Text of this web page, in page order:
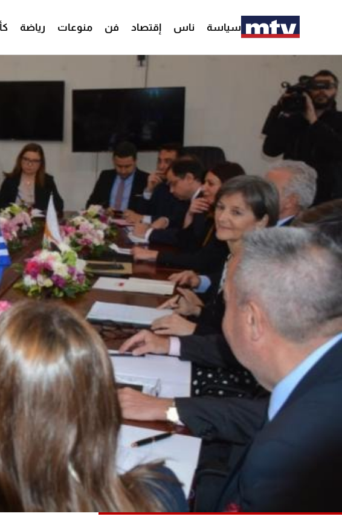
سياسة ناس إقتصاد فن منوعات رياضة